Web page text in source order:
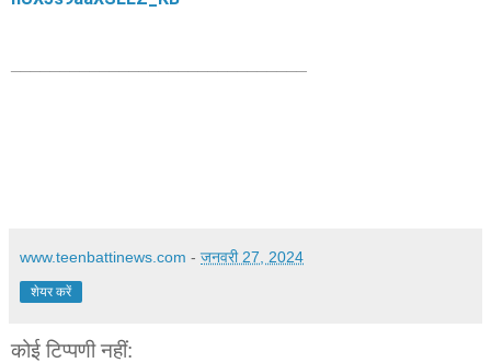
www.teenbattinews.com - जनवरी 27, 2024
शेयर करें
कोई टिप्पणी नहीं: